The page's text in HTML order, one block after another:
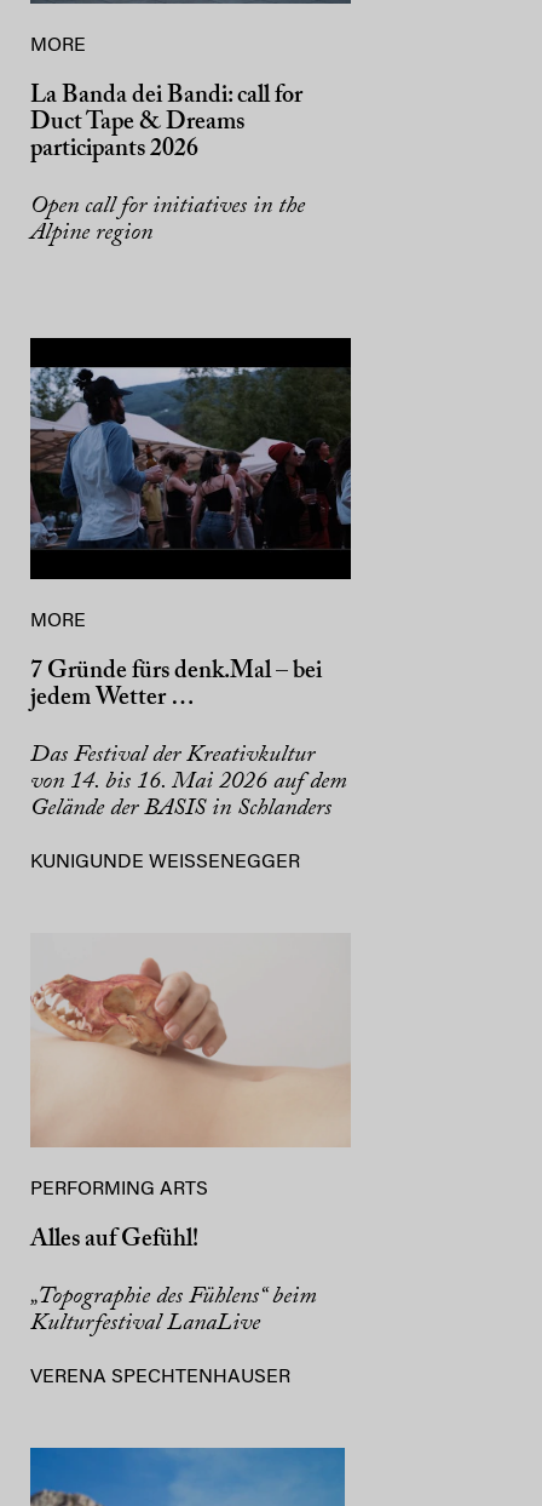
MORE
La Banda dei Bandi: call for
Duct Tape & Dreams
participants 2026
Open call for initiatives in the
Alpine region
MORE
7 Gründe fürs denk.Mal – bei
jedem Wetter …
Das Festival der Kreativkultur
von 14. bis 16. Mai 2026 auf dem
Gelände der BASIS in Schlanders
KUNIGUNDE WEISSENEGGER
PERFORMING ARTS
Alles auf Gefühl!
„Topographie des Fühlens“ beim
Kulturfestival LanaLive
VERENA SPECHTENHAUSER